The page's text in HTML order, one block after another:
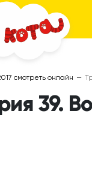
смотреть онлайн —
39.